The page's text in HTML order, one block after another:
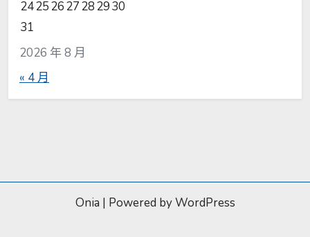
2026 年 8 月
24252627282930
31
« 4 月
Onia | Powered by WordPress